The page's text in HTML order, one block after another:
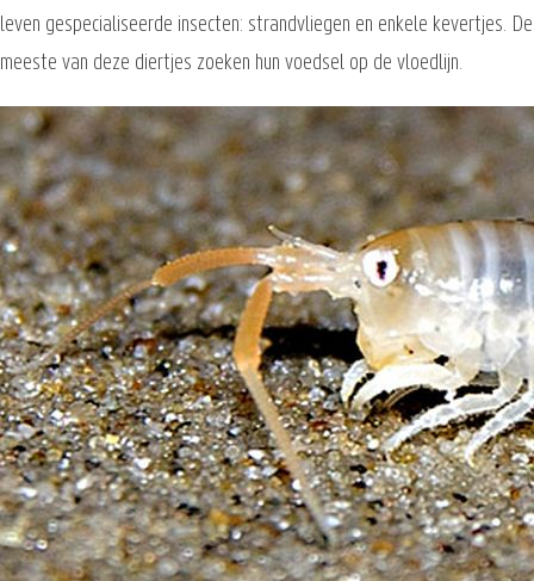
leven gespecialiseerde insecten: strandvliegen en enkele kevertjes. De
meeste van deze diertjes zoeken hun voedsel op de vloedlijn.